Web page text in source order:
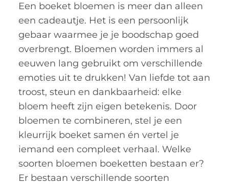
Een boeket bloemen is meer dan alleen
een cadeautje. Het is een persoonlijk
gebaar waarmee je je boodschap goed
overbrengt. Bloemen worden immers al
eeuwen lang gebruikt om verschillende
emoties uit te drukken! Van liefde tot aan
troost, steun en dankbaarheid: elke
bloem heeft zijn eigen betekenis. Door
bloemen te combineren, stel je een
kleurrijk boeket samen én vertel je
iemand een compleet verhaal. Welke
soorten bloemen boeketten bestaan er?
Er bestaan verschillende soorten